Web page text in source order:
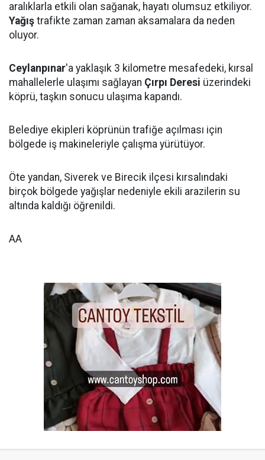
aralıklarla etkili olan sağanak, hayatı olumsuz etkiliyor.
Yağış trafikte zaman zaman aksamalara da neden
oluyor.
Ceylanpınar'a yaklaşık 3 kilometre mesafedeki, kırsal
mahallelerle ulaşımı sağlayan Çırpı Deresi üzerindeki
köprü, taşkın sonucu ulaşıma kapandı.
Belediye ekipleri köprünün trafiğe açılması için
bölgede iş makineleriyle çalışma yürütüyor.
Öte yandan, Siverek ve Birecik ilçesi kırsalındaki
birçok bölgede yağışlar nedeniyle ekili arazilerin su
altında kaldığı öğrenildi.
AA